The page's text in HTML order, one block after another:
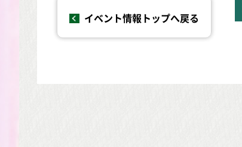
イベント情報トップへ戻る